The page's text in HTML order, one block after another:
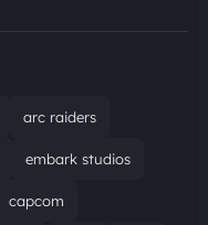
arc raiders
embark studios
capcom